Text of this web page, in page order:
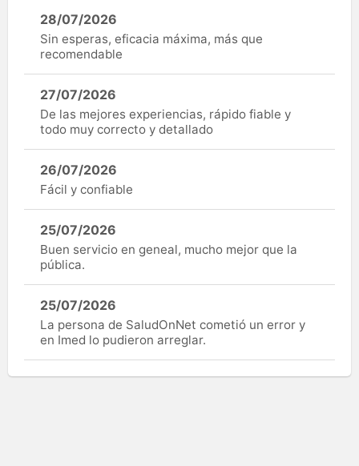
28/07/2026
Sin esperas, eficacia máxima, más que
recomendable
27/07/2026
De las mejores experiencias, rápido fiable y
todo muy correcto y detallado
26/07/2026
Fácil y confiable
25/07/2026
Buen servicio en geneal, mucho mejor que la
pública.
25/07/2026
La persona de SaludOnNet cometió un error y
en Imed lo pudieron arreglar.